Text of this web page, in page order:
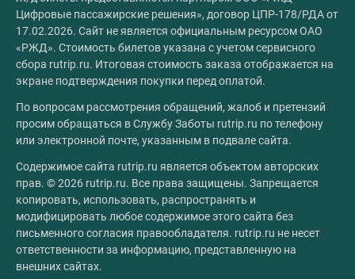
Цифровые пассажирские решения», договор ЦПР-178/РДА от
17.02.2026. Сайт не является официальным ресурсом ОАО
«РЖД». Стоимость билетов указана с учетом сервисного
сбора rutrip.ru. Итоговая стоимость заказа отображается на
экране подтверждения покупки перед оплатой.
По вопросам рассмотрения обращений, жалоб и претензий
просим обращаться в Службу Заботы rutrip.ru по телефону
или электронной почте, указанным в подвале сайта.
Содержимое сайта rutrip.ru является объектом авторских
прав. © 2026 rutrip.ru. Все права защищены. Запрещается
копировать, использовать, распространять и
модифицировать любое содержимое этого сайта без
письменного согласия правообладателя. rutrip.ru не несет
ответственности за информацию, представленную на
внешних сайтах.